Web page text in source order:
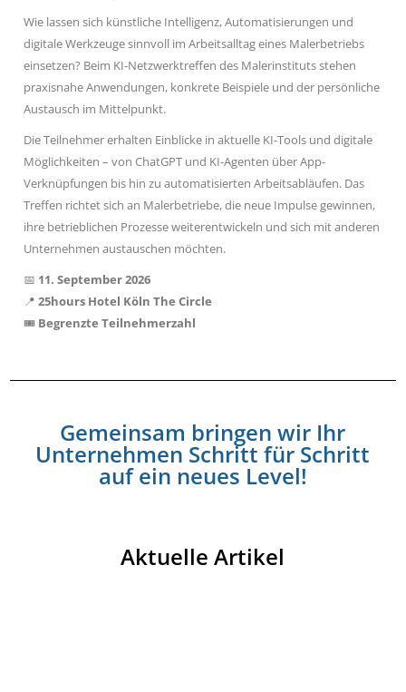
Wie lassen sich künstliche Intelligenz, Automatisierungen und
digitale Werkzeuge sinnvoll im Arbeitsalltag eines Malerbetriebs
einsetzen? Beim KI-Netzwerktreffen des Malerinstituts stehen
praxisnahe Anwendungen, konkrete Beispiele und der persönliche
Austausch im Mittelpunkt.
Die Teilnehmer erhalten Einblicke in aktuelle KI-Tools und digitale
Möglichkeiten – von ChatGPT und KI-Agenten über App-
Verknüpfungen bis hin zu automatisierten Arbeitsabläufen. Das
Treffen richtet sich an Malerbetriebe, die neue Impulse gewinnen,
ihre betrieblichen Prozesse weiterentwickeln und sich mit anderen
Unternehmen austauschen möchten.
📅 11. September 2026
📍25hours Hotel Köln The Circle
🎟️ Begrenzte Teilnehmerzahl
Gemeinsam bringen wir Ihr
Unternehmen Schritt für Schritt
auf ein neues Level!
Aktuelle Artikel